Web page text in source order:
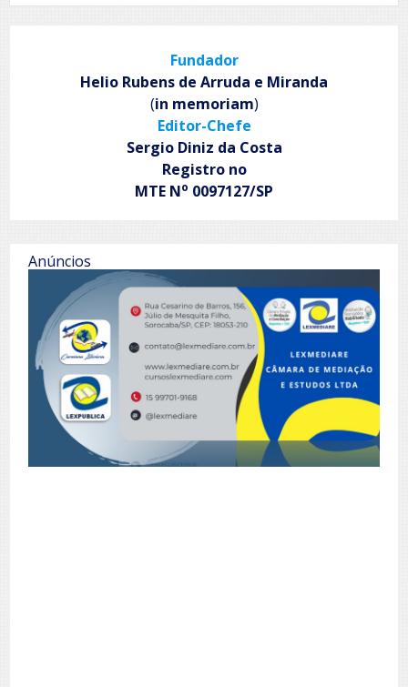
sonora
do
Rio
Grande
do
Sul
Fundador
Helio Rubens de Arruda e Miranda
(in memoriam)
Editor-Chefe
Sergio Diniz da Costa
Registro no
MTE No 0097127/SP
Anúncios